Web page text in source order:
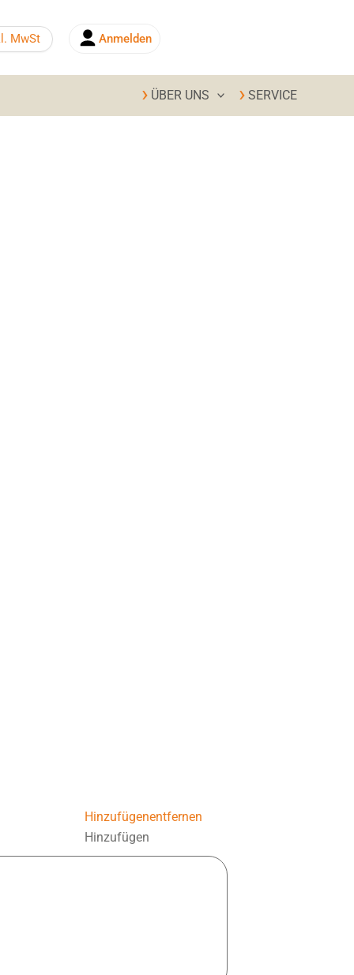
MwSt Anmelden
ÜBER UNS SERVICE
Hinzufügenentfernen
Hinzufügen